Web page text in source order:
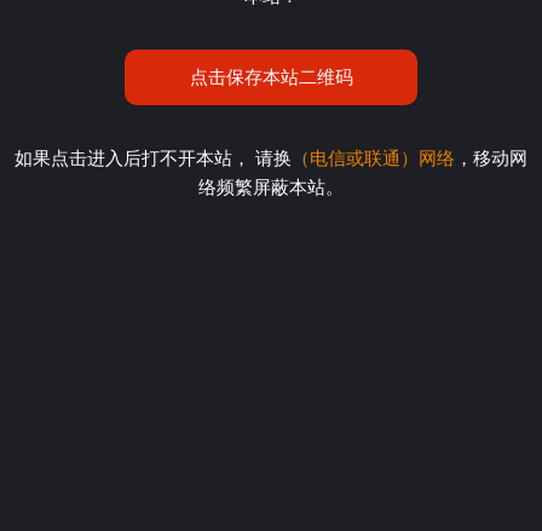
点击保存本站二维码
如果点击进入后打不开本站， 请换 （电信或联通）网络 ，移动网
络频繁屏蔽本站。